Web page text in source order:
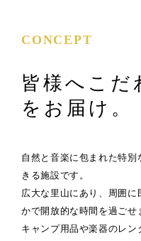
CONCEPT
皆様へこだ
をお届け。
自然と音楽に包まれた特別
きる施設です。
広大な里山にあり、周囲に
かで開放的な時間を過ごせ
キャンプ用品や楽器のレン